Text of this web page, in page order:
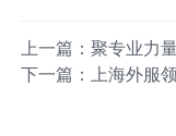
上一篇：聚专业力量，闪耀进
八届进博会参展和
下一篇：上海外服